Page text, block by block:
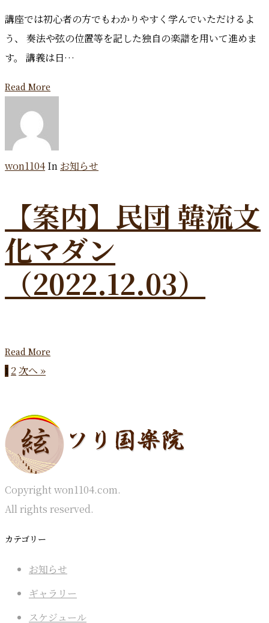
講座では初心者の方でもわかりやすく学んでいただけるよ
う、 奏法や弦の位置等を記した独自の楽譜を用いて進めま
す。 講義は日…
Read More
won1104 In お知らせ
【案内】民団 韓流文
化マダン
（2022.12.03）
Read More
1 2次へ »
Copyright won1104.com.
All rights reserved.
カテゴリー
お知らせ
ギャラリー
スケジュール